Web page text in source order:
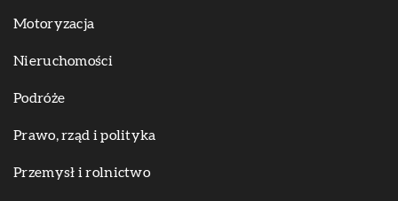
Motoryzacja
Nieruchomości
Podróże
Prawo, rząd i polityka
Przemysł i rolnictwo